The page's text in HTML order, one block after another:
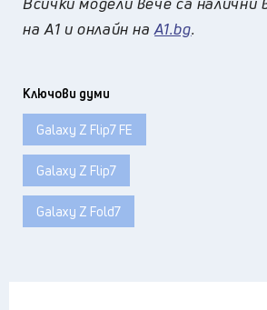
на А1 и онлайн наA1.bg.
Ключови думи
Galaxy Z Flip7 FE
Galaxy Z Flip7
Galaxy Z Fold7